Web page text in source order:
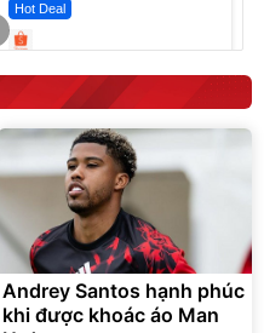
Hot Deal
Máy rửa xe cầm tay xịt rửa
cao áp có tạo bọt tuyết
399.000đ
Đã bán nhiều
Andrey Santos hạnh phúc
khi được khoác áo Man